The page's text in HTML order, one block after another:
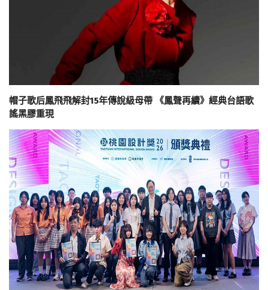
帽子歌后鳳飛飛解封15年傳說級母帶 《鳳聲再續》經典台語歌
謠黑膠重現